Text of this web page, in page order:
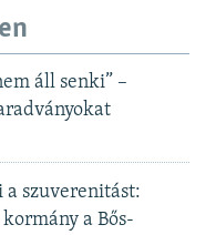
áll senki” –
a szuverenitást:
a Bős-